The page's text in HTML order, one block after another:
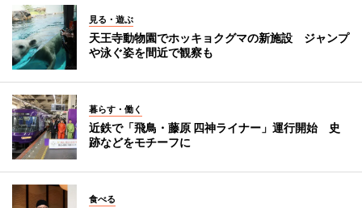
見る・遊ぶ
天王寺動物園でホッキョクグマの新施設 ジャンプ
や泳ぐ姿を間近で観察も
暮らす・働く
近鉄で「飛鳥・藤原 四神ライナー」運行開始 史
跡などをモチーフに
食べる